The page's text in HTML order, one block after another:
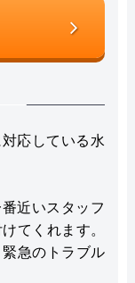
応している水
近いスタッフ
てくれます。
急のトラブル